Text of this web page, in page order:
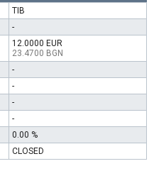
TIB
-
12.0000 EUR
23.4700 BGN
-
-
-
-
0.00 %
CLOSED